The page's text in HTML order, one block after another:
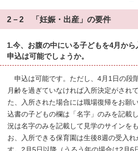
2－2 「妊娠・出産」の要件
1.今、お腹の中にいる子どもを4月から
申込は可能でしょうか。
申込は可能です。ただし、4月1日の段
月齢を過ぎていなければ入所決定がされ
た、入所された場合には職場復帰をお願
込書の子どもの欄は「名字」のみを記載
況は名字のみを記載して見学のサインを
お、入所できる保育園は生後8週の受入